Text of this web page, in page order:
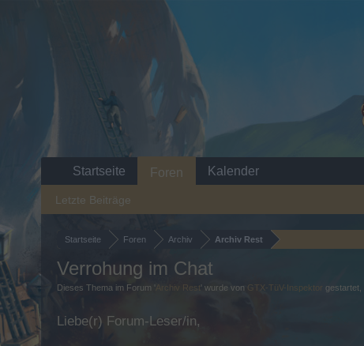
Startseite Foren Archiv Archiv Rest
Verrohung im Chat
Dieses Thema im Forum ' Archiv Rest' wurde von GTX-TüV-Inspektor gestartet,
Liebe(r) Forum-Leser/in,
Startseite Foren
Letzte Beiträge
Kalender